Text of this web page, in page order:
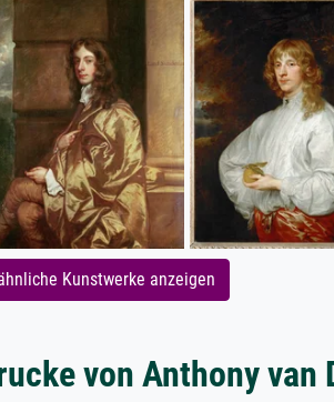
Kunstwerke anzeigen
von Anthony van